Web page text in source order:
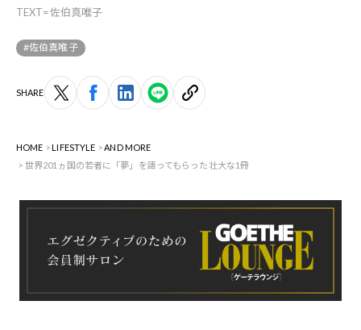
TEXT=佐伯真唯子
#佐伯真唯子
SHARE
HOME LIFESTYLE
AND MORE
世界201ヵ国の若者に「夢」を語ってもらった壮大な1冊